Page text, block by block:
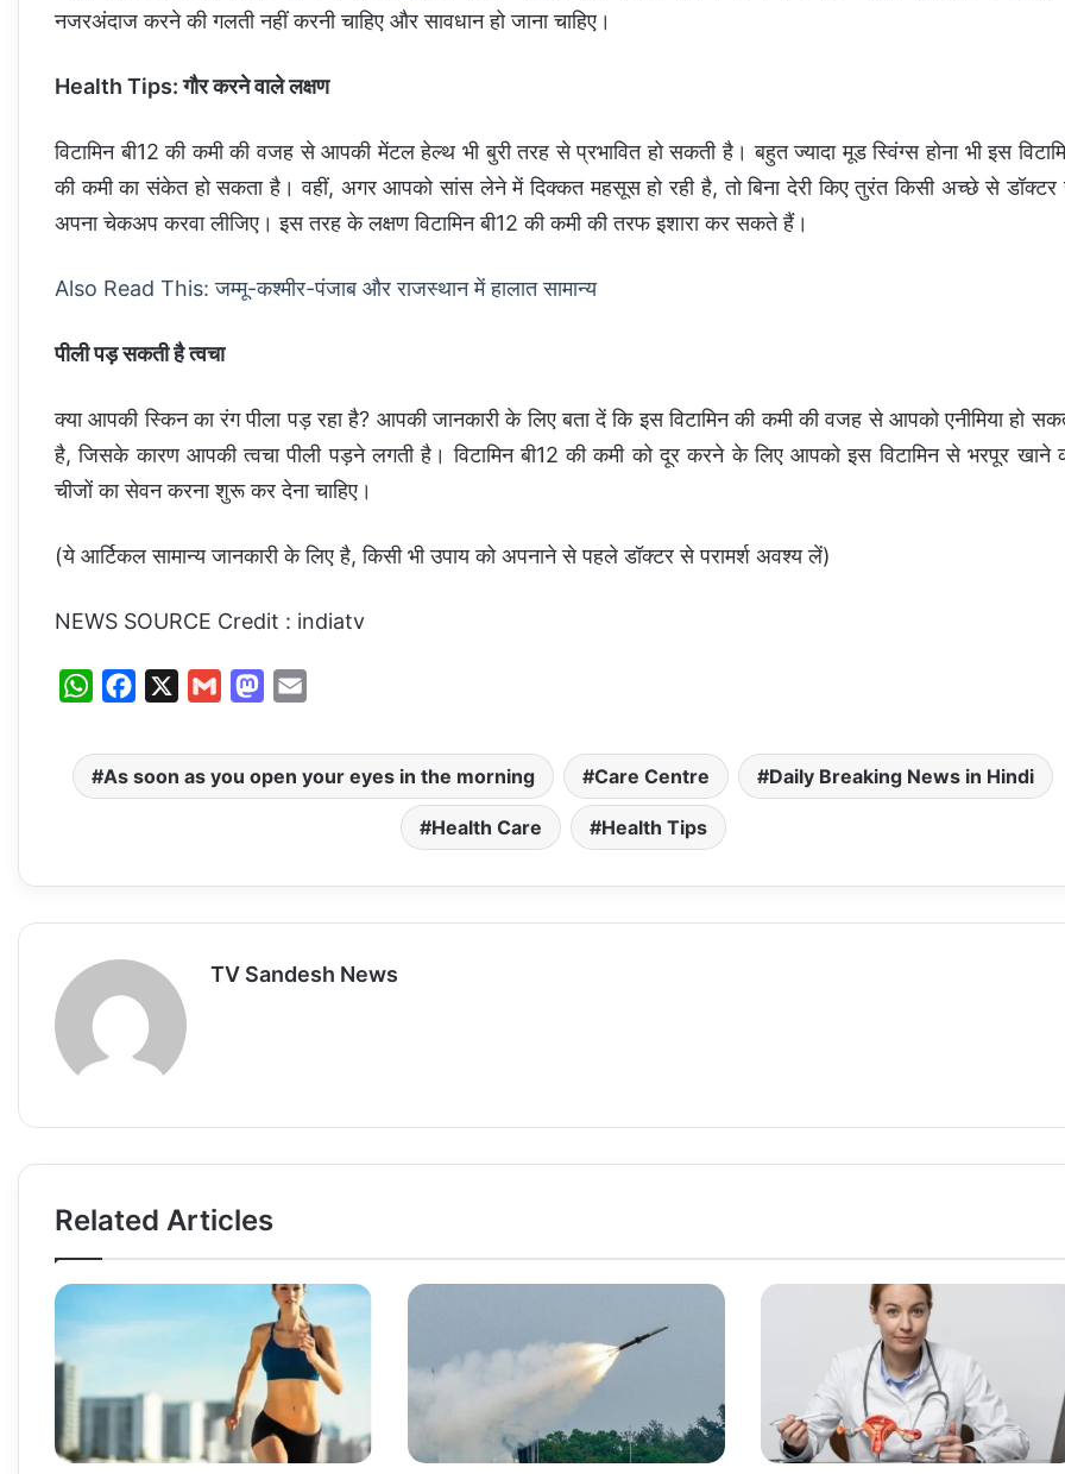
नजरअंदाज करने की गलती नहीं करनी चाहिए और सावधान हो जाना चाहिए।
Health Tips: गौर करने वाले लक्षण
विटामिन बी12 की कमी की वजह से आपकी मेंटल हेल्थ भी बुरी तरह से प्रभावित हो सकती है। बहुत ज्यादा मूड स्विंग्स होना भी इस
की कमी का संकेत हो सकता है। वहीं, अगर आपको सांस लेने में दिक्कत महसूस हो रही है, तो बिना देरी किए तुरंत किसी अच्छे से
अपना चेकअप करवा लीजिए। इस तरह के लक्षण विटामिन बी12 की कमी की तरफ इशारा कर सकते हैं।
Also Read This: जम्मू-कश्मीर-पंजाब और राजस्थान में हालात सामान्य
पीली पड़ सकती है त्वचा
क्या आपकी स्किन का रंग पीला पड़ रहा है? आपकी जानकारी के लिए बता दें कि इस विटामिन की कमी की वजह से आपको एनीमिया हो
है, जिसके कारण आपकी त्वचा पीली पड़ने लगती है। विटामिन बी12 की कमी को दूर करने के लिए आपको इस विटामिन से भरपूर खाने
चीजों का सेवन करना शुरू कर देना चाहिए।
(ये आर्टिकल सामान्य जानकारी के लिए है, किसी भी उपाय को अपनाने से पहले डॉक्टर से परामर्श अवश्य लें)
NEWS SOURCE Credit : indiatv
W
a
t
p
p
c
e
o
k
a
i
M
s
t
o
n
a
i
As soon as you open your eyes in the morning Care Centre Daily Breaking News in Hindi
Health Care Health Tips
TV Sandesh News
Related Articles